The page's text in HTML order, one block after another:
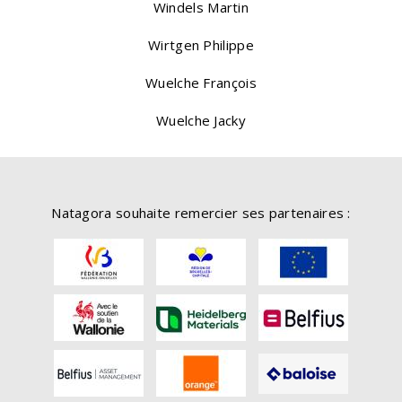
Windels Martin
Wirtgen Philippe
Wuelche François
Wuelche Jacky
Natagora souhaite remercier ses partenaires :